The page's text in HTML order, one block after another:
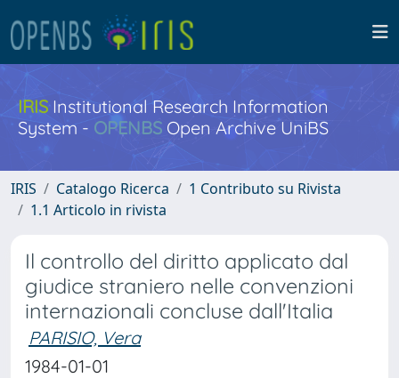
IRISInstitutional Research Information
System - OPENBS Open Archive UniBS
IRIS Catalogo Ricerca
1 Contributo su Rivista
1.1 Articolo in rivista
Il controllo del diritto applicato dal
giudice straniero nelle convenzioni
internazionali concluse dall'Italia
PARISIO, Vera
1984-01-01